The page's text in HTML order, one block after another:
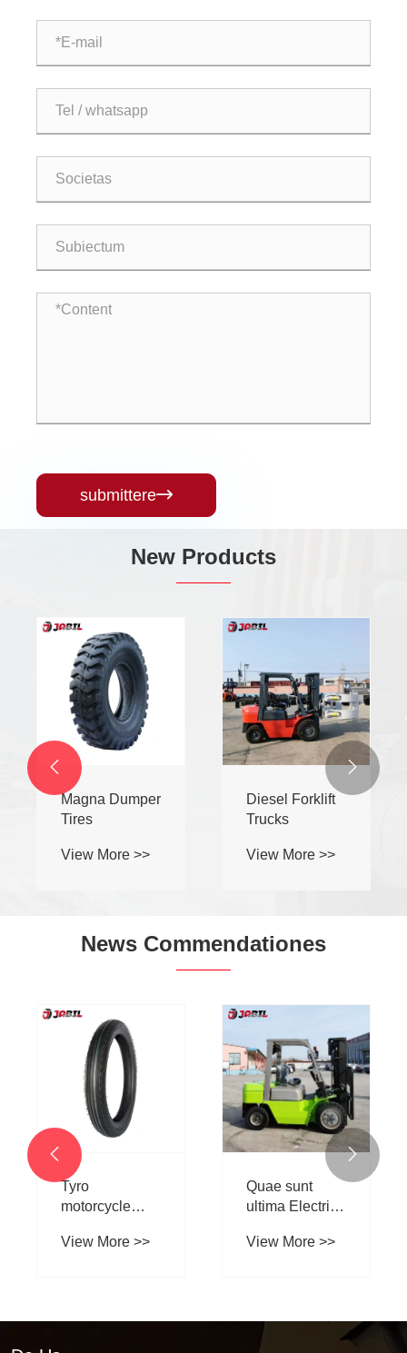
submittere
New Products
Magna Dumper
Tires
View More >>
Diesel Forklift
Trucks
View More >>
 
News Commendationes
Tyro
motorcycle
et Cura
View More >>
Quae sunt
ultima Electric
exemplum et
View More >>
 